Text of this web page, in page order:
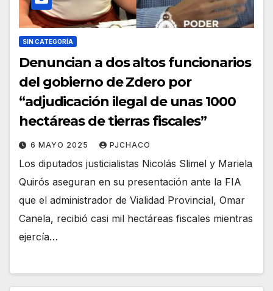
SIN CATEGORÍA
Denuncian a dos altos funcionarios
del gobierno de Zdero por
“adjudicación ilegal de unas 1000
hectáreas de tierras fiscales”
6 MAYO 2025 PJCHACO
Los diputados justicialistas Nicolás Slimel y Mariela
Quirós aseguran en su presentación ante la FIA
que el administrador de Vialidad Provincial, Omar
Canela, recibió casi mil hectáreas fiscales mientras
ejercía…